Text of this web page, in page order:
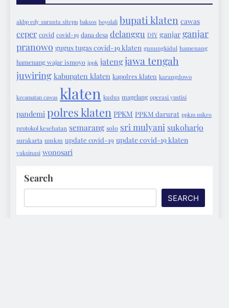
akbp edy suranta sitepu baksos boyolali bupati klaten cawas
ceper covid covid-19 dana desa delanggu DIY ganjar ganjar
pranowo gugus tugas covid-19 klaten gunungkidul hamenang
hamenang wajar ismoyo ippk jatengjawa tengah
juwiring kabupaten klaten kapolres klaten karangdowo
kecamatan cawas klaten kudus magelang operasi yustisi
pandemi polres klaten PPKM PPKM darurat ppkm mikro
protokol kesehatan semarang solo sri mulyani sukoharjo
surakarta umkm update covid-19 update covid-19 klaten
vaksinasi wonosari
Search
SEARCH